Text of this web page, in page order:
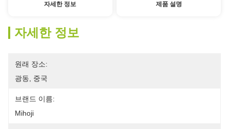
자세한 정보 제품 설명
자세한 정보
원래 장소:
광동, 중국
브랜드 이름:
Mihoji